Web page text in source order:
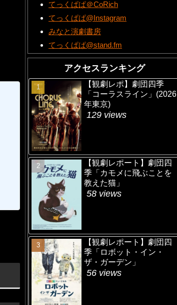
てっくぱぱ＠CoRich
てっくぱぱ@Instagram
みなと演劇書房
てっくぱぱ@stand.fm
アクセスランキング
【観劇レポ】劇団四季
「コーラスライン」(2026
年東京)
129 views
【観劇レポート】劇団四
季「カモメに飛ぶことを
教えた猫」
58 views
【観劇レポート】劇団四
季「ロボット・イン・
ザ・ガーデン」
56 views